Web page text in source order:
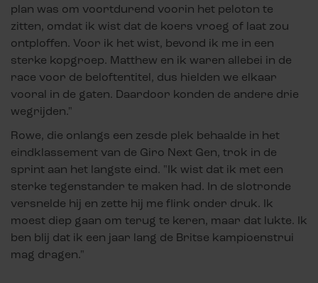
plan was om voortdurend voorin het peloton te
zitten, omdat ik wist dat de koers vroeg of laat zou
ontploffen. Voor ik het wist, bevond ik me in een
sterke kopgroep. Matthew en ik waren allebei in de
race voor de beloftentitel, dus hielden we elkaar
vooral in de gaten. Daardoor konden de andere drie
wegrijden."
Rowe, die onlangs een zesde plek behaalde in het
eindklassement van de Giro Next Gen, trok in de
sprint aan het langste eind. "Ik wist dat ik met een
sterke tegenstander te maken had. In de slotronde
versnelde hij en zette hij me flink onder druk. Ik
moest diep gaan om terug te keren, maar dat lukte. Ik
ben blij dat ik een jaar lang de Britse kampioenstrui
mag dragen."